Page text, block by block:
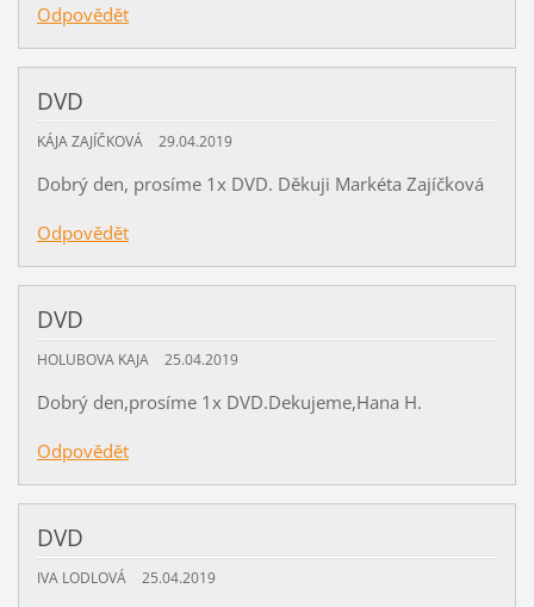
Odpovědět
DVD
KÁJA ZAJÍČKOVÁ 29.04.2019
Dobrý den, prosíme 1x DVD. Děkuji Markéta Zajíčková
Odpovědět
DVD
HOLUBOVA KAJA 25.04.2019
Dobrý den,prosíme 1x DVD.Dekujeme,Hana H.
Odpovědět
DVD
IVA LODLOVÁ 25.04.2019